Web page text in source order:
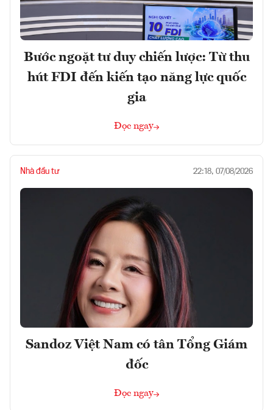
Bước ngoặt tư duy chiến lược: Từ thu
hút FDI đến kiến tạo năng lực quốc
gia
Đọc ngay
Nhà đầu tư 22:18, 07/08/2026
Sandoz Việt Nam có tân Tổng Giám
đốc
Đọc ngay